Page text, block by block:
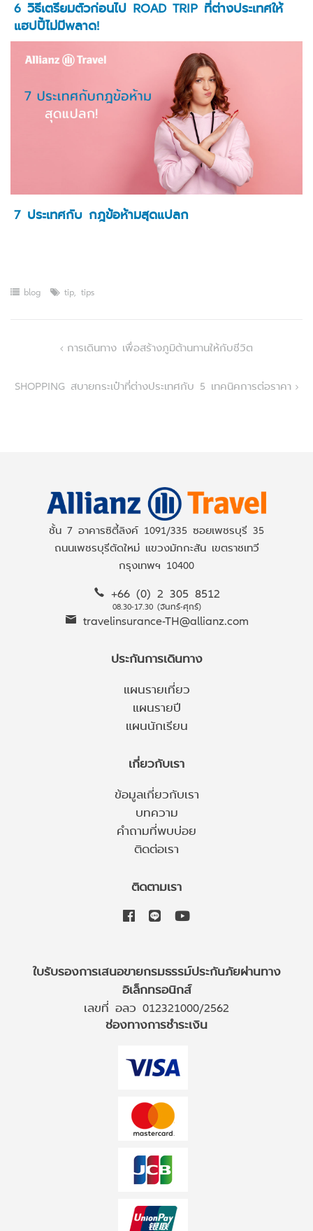
6 วิธีเตรียมตัวก่อนไป ROAD TRIP ที่ต่างประเทศให้
แฮปปี้ไม่มีพลาด!
7 ประเทศกับ กฎข้อห้ามสุดแปลก
blog tip, tips
navigation
การเดินทาง เพื่อสร้างภูมิต้านทานให้กับชีวิต
SHOPPING สบายกระเป๋าที่ต่างประเทศกับ 5 เทคนิคการต่อราคา
ชั้น 7 อาคารซิตี้ลิงค์ 1091/335 ซอยเพชรบุรี 35
ถนนเพชรบุรีตัดใหม่ แขวงมักกะสัน เขตราชเทวี
กรุงเทพฯ 10400
+66 (0) 2 305 8512
08.30-17.30 (จันทร์-ศุกร์)
travelinsurance-TH@allianz.com
ประกันการเดินทาง
แผนรายเที่ยว
แผนรายปี
แผนนักเรียน
เกี่ยวกับเรา
ข้อมูลเกี่ยวกับเรา
บทความ
คำถามที่พบบ่อย
ติดต่อเรา
ติดตามเรา
ใบรับรองการเสนอขายกรมธรรม์ประกันภัยผ่านทาง
อิเล็กทรอนิกส์
เลขที่ อลว 012321000/2562
ช่องทางการชำระเงิน